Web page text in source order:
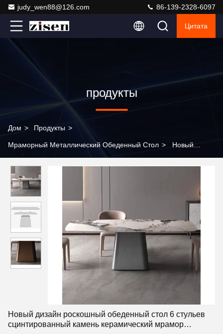
judy_wen88@126.com 86-139-2328-6097
Цитата
продукты
Дом > Продукты >
Мраморный Металлический Обеденный Стол > Новый
камень керамический мрамор верхний сцинтированный
каменный стол
Новый дизайн роскошный обеденный стол 6 стульев
сцинтированный камень керамический мрамор